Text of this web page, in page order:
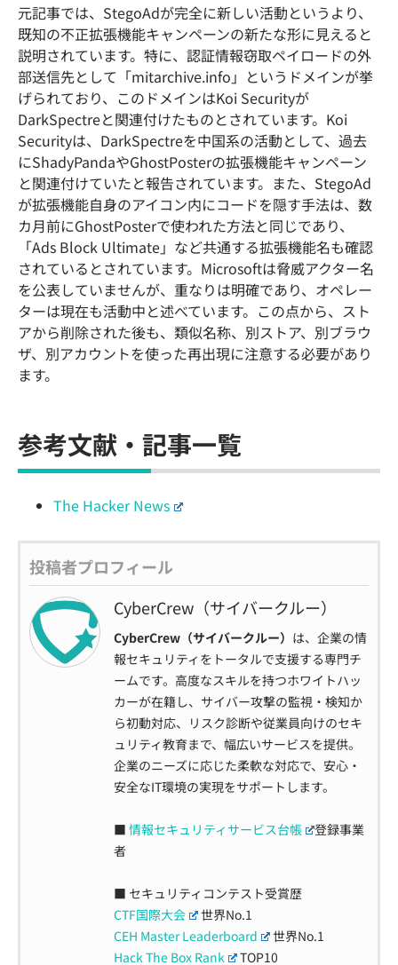
元記事では、StegoAdが完全に新しい活動というより、
既知の不正拡張機能キャンペーンの新たな形に見えると
説明されています。特に、認証情報窃取ペイロードの外
部送信先として「mitarchive.info」というドメインが挙
げられており、このドメインはKoi Securityが
DarkSpectreと関連付けたものとされています。Koi
Securityは、DarkSpectreを中国系の活動として、過去
にShadyPandaやGhostPosterの拡張機能キャンペーン
と関連付けていたと報告されています。また、StegoAd
が拡張機能自身のアイコン内にコードを隠す手法は、数
カ月前にGhostPosterで使われた方法と同じであり、
「Ads Block Ultimate」など共通する拡張機能名も確認
されているとされています。Microsoftは脅威アクター名
を公表していませんが、重なりは明確であり、オペレー
ターは現在も活動中と述べています。この点から、スト
アから削除された後も、類似名称、別ストア、別ブラウ
ザ、別アカウントを使った再出現に注意する必要があり
ます。
参考文献・記事一覧
The Hacker News
投稿者プロフィール
CyberCrew（サイバークルー）
CyberCrew（サイバークルー） は、企業の情
報セキュリティをトータルで支援する専門チ
ームです。高度なスキルを持つホワイトハッ
カーが在籍し、サイバー攻撃の監視・検知か
ら初動対応、リスク診断や従業員向けのセキ
ュリティ教育まで、幅広いサービスを提供。
企業のニーズに応じた柔軟な対応で、安心・
安全なIT環境の実現をサポートします。
■ 情報セキュリティサービス台帳
登録事業
者
■ セキュリティコンテスト受賞歴
CTF国際大会
世界No.1
CEH Master Leaderboard
世界No.1
Hack The Box Rank
TOP10